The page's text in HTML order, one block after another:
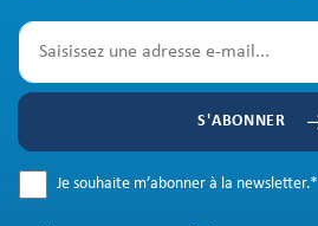
S'ABONNER
Je souhaite m’abonner à la newsletter.*